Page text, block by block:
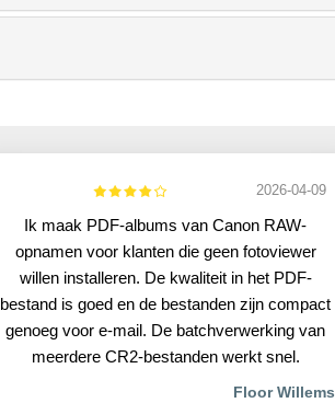
2026-04-09
Ik maak PDF-albums van Canon RAW-
opnamen voor klanten die geen fotoviewer
willen installeren. De kwaliteit in het PDF-
bestand is goed en de bestanden zijn compact
genoeg voor e-mail. De batchverwerking van
meerdere CR2-bestanden werkt snel.
Floor Willems